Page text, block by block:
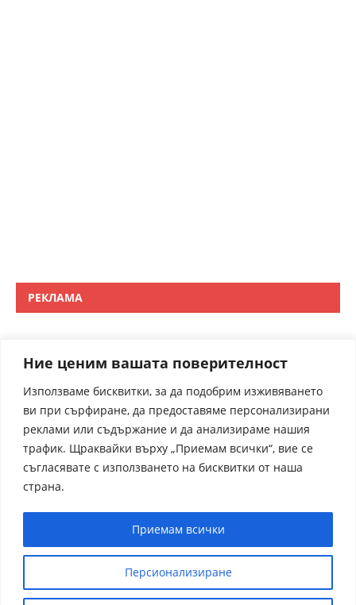
Ние ценим вашата поверителност
Използваме бисквитки, за да подобрим изживяването
ви при сърфиране, да предоставяме персонализирани
реклами или съдържание и да анализираме нашия
трафик. Щраквайки върху „Приемам всички“, вие се
съгласявате с използването на бисквитки от наша
страна.
Персионализиране
Приемам всички
РЕКЛАМА